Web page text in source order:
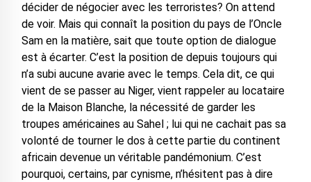
décider de négocier avec les terroristes? On attend
de voir. Mais qui connaît la position du pays de l’Oncle
Sam en la matière, sait que toute option de dialogue
est à écarter. C’est la position de depuis toujours qui
n’a subi aucune avarie avec le temps. Cela dit, ce qui
vient de se passer au Niger, vient rappeler au locataire
de la Maison Blanche, la nécessité de garder les
troupes américaines au Sahel ; lui qui ne cachait pas sa
volonté de tourner le dos à cette partie du continent
africain devenue un véritable pandémonium. C’est
pourquoi, certains, par cynisme, n’hésitent pas à dire